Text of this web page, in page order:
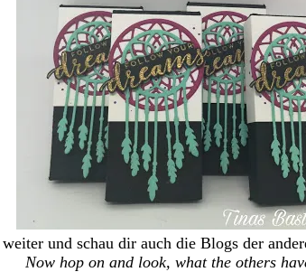
und schau dir auch die Blogs der
Now hop on and look, what the others